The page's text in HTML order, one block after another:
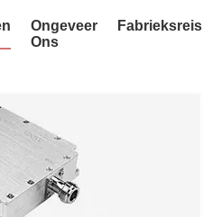
Ongeveer
Ons
Fabrieksreis